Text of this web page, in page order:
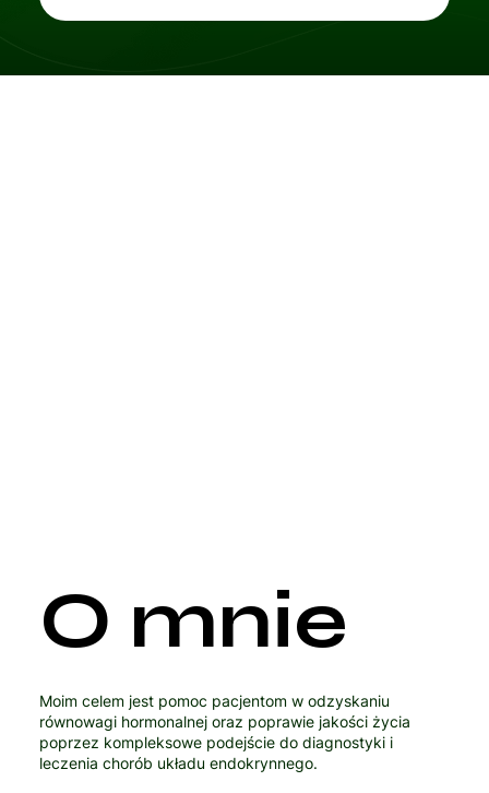
O mnie
Moim celem jest pomoc pacjentom w odzyskaniu
równowagi hormonalnej oraz poprawie jakości życia
poprzez kompleksowe podejście do diagnostyki i
leczenia chorób układu endokrynnego.